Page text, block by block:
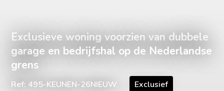
Exclusieve woning voorzien van dubbele
garage en bedrijfshal op de Nederlandse
grens
Ref: 495-KEUNEN-26NIEUW Exclusief